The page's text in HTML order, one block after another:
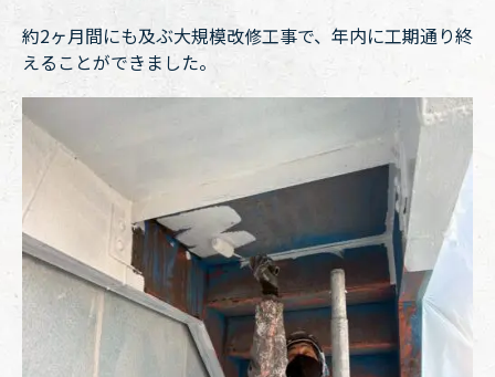
約2ヶ月間にも及ぶ大規模改修工事で、年内に工期通り終
えることができました。